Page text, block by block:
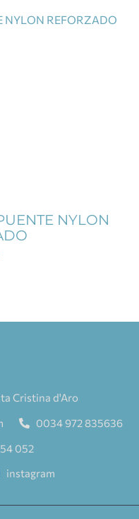
NYLON
Cristina d'Aro
0034 972 835636
052
instagram